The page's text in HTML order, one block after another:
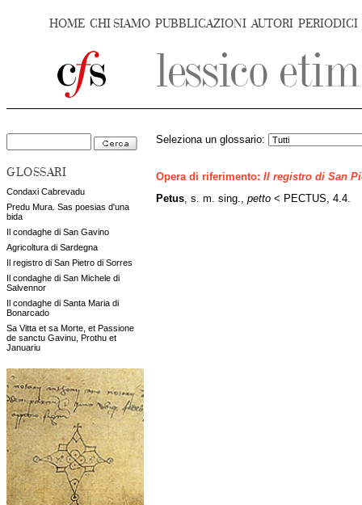
HOME CHI SIAMO PUBBLICAZIONI AUTORI PERIODICI
GLOSSARI
Condaxi Cabrevadu
Predu Mura. Sas poesias d'una
bida
Il condaghe di San Gavino
Agricoltura di Sardegna
Il registro di San Pietro di Sorres
Il condaghe di San Michele di
Salvennor
Il condaghe di Santa Maria di
Bonarcado
Sa Vitta et sa Morte, et Passione
de sanctu Gavinu, Prothu et
Januariu
Seleziona un glossario:
Opera di riferimento: Il registro di San
Petus , s. m. sing., petto < PECTUS, 4.4.